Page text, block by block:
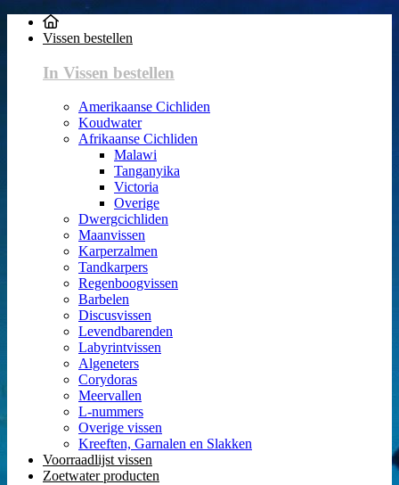
Vissen bestellen
In Vissen bestellen
Amerikaanse Cichliden
Koudwater
Afrikaanse Cichliden
Malawi
Tanganyika
Victoria
Overige
Dwergcichliden
Maanvissen
Karperzalmen
Tandkarpers
Regenboogvissen
Barbelen
Discusvissen
Levendbarenden
Labyrintvissen
Algeneters
Corydoras
Meervallen
L-nummers
Overige vissen
Kreeften, Garnalen en Slakken
Voorraadlijst vissen
Zoetwater producten